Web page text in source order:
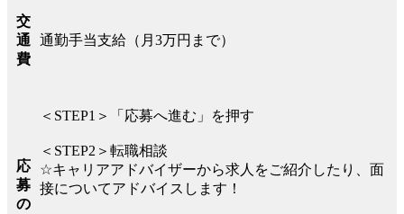
交
通
費
通勤手当支給（月3万円まで）
応
募
の
＜STEP1＞「応募へ進む」を押す
＜STEP2＞転職相談
☆キャリアアドバイザーから求人をご紹介したり、面
接についてアドバイスします！